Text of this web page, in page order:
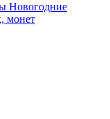
Новогодние
монет